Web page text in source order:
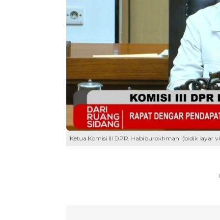
Ketua Komisi III DPR, Habiburokhman. (bidik layar